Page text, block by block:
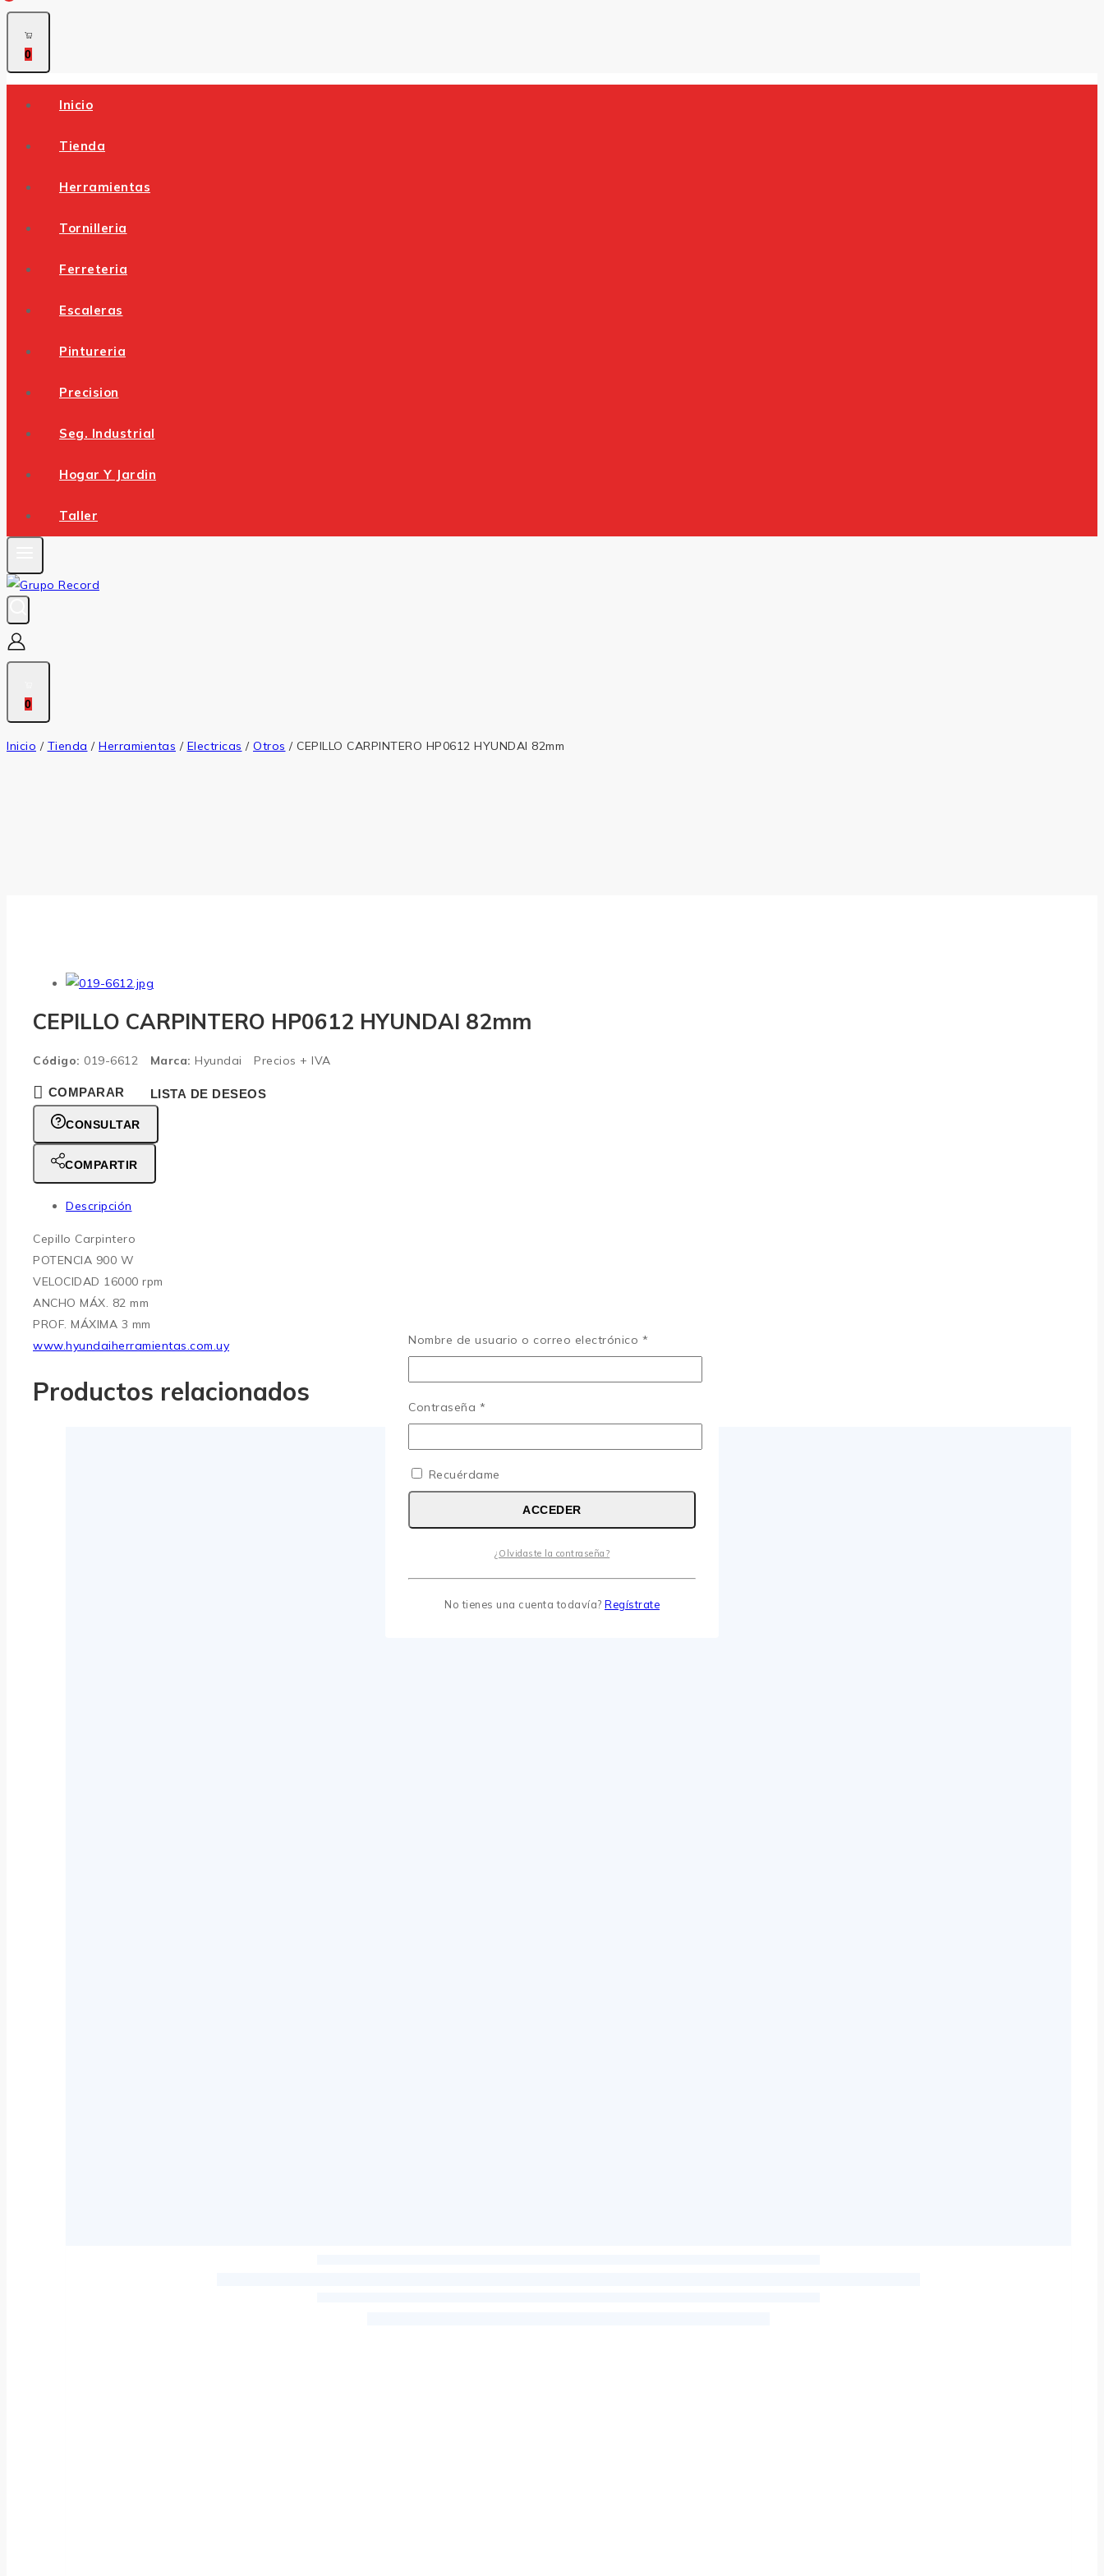
0
Inicio
Tienda
Herramientas
Tornilleria
Ferreteria
Escaleras
Pintureria
Precision
Seg. Industrial
Hogar Y Jardin
Taller
0
Inicio / Tienda / Herramientas / Electricas / Otros / CEPILLO CARPINTERO HP0612 HYUNDAI 82mm
CEPILLO CARPINTERO HP0612 HYUNDAI 82mm
Código: 019-6612 Marca: Hyundai Precios + IVA
COMPARAR LISTA DE DESEOS
CONSULTAR
COMPARTIR
Descripción
Cepillo Carpintero
POTENCIA 900 W
VELOCIDAD 16000 rpm
ANCHO MÁX. 82 mm
PROF. MÁXIMA 3 mm
www.hyundaiherramientas.com.uy
Productos relacionados
Nombre de usuario o correo electrónico *
Contraseña *
Recuérdame
ACCEDER
¿Olvidaste la contraseña?
No tienes una cuenta todavía? Regístrate